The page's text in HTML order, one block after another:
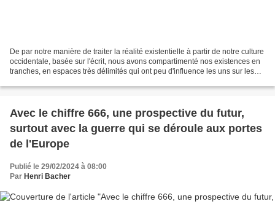
De par notre manière de traiter la réalité existentielle à partir de notre culture
occidentale, basée sur l'écrit, nous avons compartimenté nos existences en
tranches, en espaces très délimités qui ont peu d'influence les uns sur les
Avec le chiffre 666, une prospective du futur,
surtout avec la guerre qui se déroule aux portes
de l'Europe
Publié le 29/02/2024 à 08:00
Par Henri Bacher